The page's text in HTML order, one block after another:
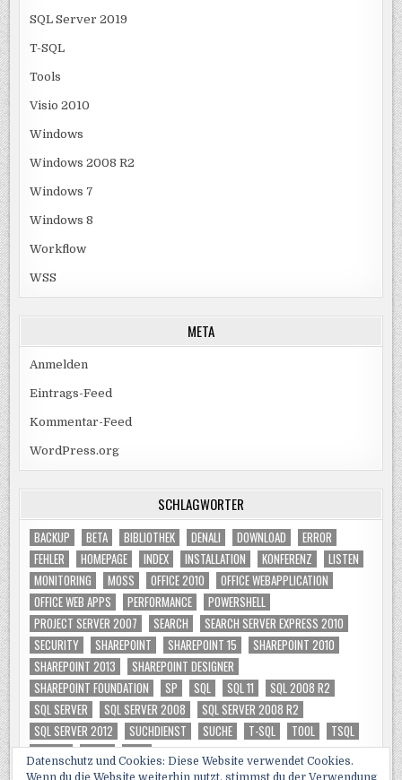
SQL Server 2019
T-SQL
Tools
Visio 2010
Windows
Windows 2008 R2
Windows 7
Windows 8
Workflow
WSS
META
Anmelden
Eintrags-Feed
Kommentar-Feed
WordPress.org
SCHLAGWÖRTER
BACKUP BETA BIBLIOTHEK DENALI DOWNLOAD
ERROR
FEHLER
HOMEPAGE INDEX INSTALLATION KONFERENZ
LISTEN
MONITORING
MOSS OFFICE 2010
OFFICE WEBAPPLICATION
OFFICE WEB APPS
PERFORMANCE
POWERSHELL
PROJECT SERVER 2007
SEARCH
SEARCH SERVER EXPRESS 2010
SECURITY
SHAREPOINT SHAREPOINT 15
SHAREPOINT 2010
SHAREPOINT 2013
SHAREPOINT DESIGNER
SHAREPOINT FOUNDATION
SP SQL SQL 11
SQL 2008 R2
SQL SERVER
SQL SERVER 2008
SQL SERVER 2008 R2
SQL SERVER 2012
SUCHDIENST SUCHE T-SQL TOOL
TSQL
TUNING
VIDEO WSS
Datenschutz und Cookies: Diese Website verwendet Cookies.
Wenn du die Website weiterhin nutzt, stimmst du der Verwendung